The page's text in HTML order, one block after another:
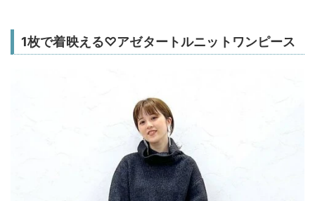
1枚で着映える♡アゼタートルニットワンピース